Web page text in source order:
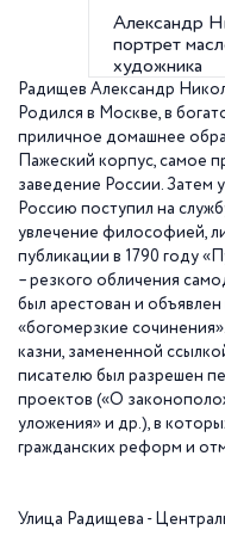
Александр
портрет
художника
Радищев Александр
Родился в Москве, в
приличное домашнее
Пажеский корпус, самое
заведение России. Затем
Россию поступил на
увлечение философией,
публикации в 1790 году
– резкого обличения
был арестован и
«богомерзкие
казни, замененной
писателю был разрешен
проектов («О
уложения» и др.), в
гражданских реформ и
Улица Радищева -